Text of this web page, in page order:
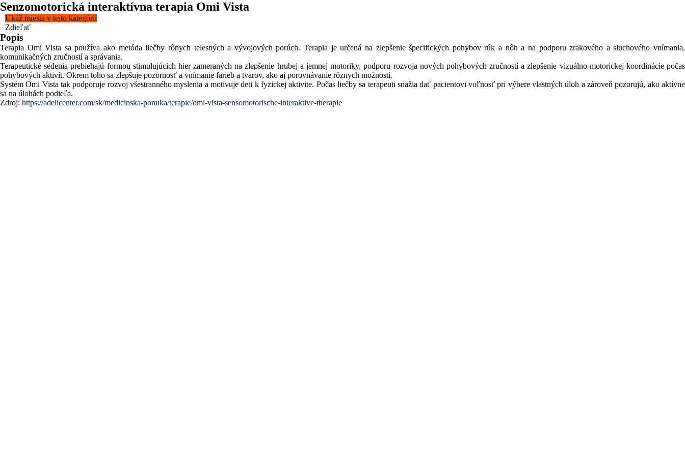
Senzomotorická interaktívna terapia Omi Vista
Ukáž miesta v tejto kategórií
Zdieľať
Popis
Terapia Omi Vista sa používa ako metóda liečby rônych telesných a vývojových porúch. Terapia je určená na zlepšenie špecifických pohybov rúk a nôh a na podporu zrakového a sluchového vnímania,
komunikačných zručností a správania.
Terapeutické sedenia prebiehajú formou stimulujúcich hier zameraných na zlepšenie hrubej a jemnej motoriky, podporu rozvoja nových pohybových zručností a zlepšenie vizuálno-motorickej koordinácie počas
pohybových aktivít. Okrem toho sa zlepšuje pozornosť a vnímanie farieb a tvarov, ako aj porovnávanie rôznych možností.
Systém Omi Vista tak podporuje rozvoj všestranného myslenia a motivuje deti k fyzickej aktivite. Počas liečby sa terapeuti snažia dať pacientovi voľnosť pri výbere vlastných úloh a zároveň pozorujú, ako aktívne
sa na úlohách podieľa.
Zdroj: https://adelicenter.com/sk/medicinska-ponuka/terapie/omi-vista-sensomotorische-interaktive-therapie